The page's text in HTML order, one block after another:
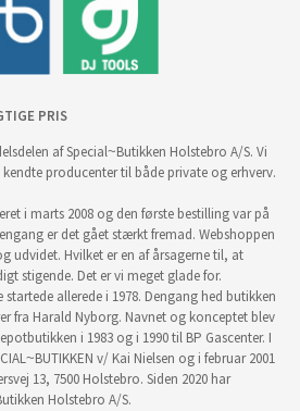
PRIS
af Special~Butikken Holstebro A/S. Vi
producenter til både private og erhverv.
i marts 2008 og den første bestilling var på
er det gået stærkt fremad. Webshoppen
udvidet. Hvilket er en af årsagerne til, at
stigende. Det er vi meget glade for.
startede allerede i 1978. Dengang hed butikken
fra Harald Nyborg. Navnet og konceptet blev
i 1983 og i 1990 til BP Gascenter. I
v/ Kai Nielsen og i februar 2001
13, 7500 Holstebro. Siden 2020 har
Holstebro A/S.